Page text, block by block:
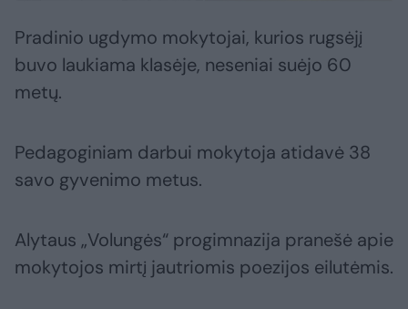
Pradinio ugdymo mokytojai, kurios rugsėjį
buvo laukiama klasėje, neseniai suėjo 60
metų.
Pedagoginiam darbui mokytoja atidavė 38
savo gyvenimo metus.
Alytaus „Volungės“ progimnazija pranešė apie
mokytojos mirtį jautriomis poezijos eilutėmis.